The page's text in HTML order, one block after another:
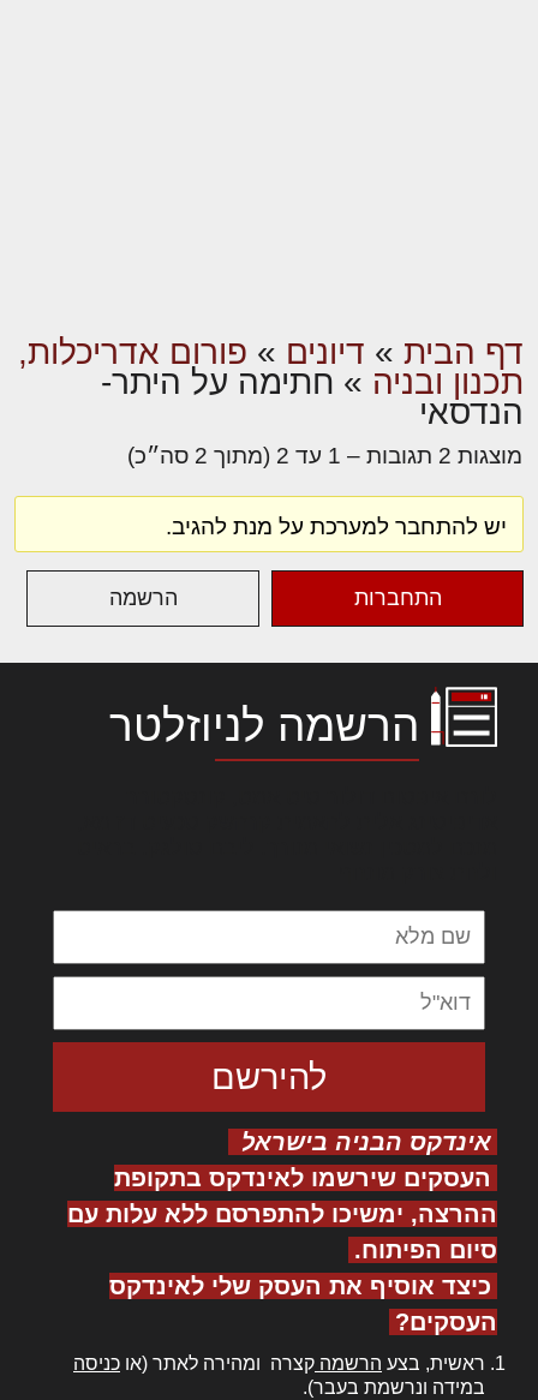
דף הבית » דיונים » פורום אדריכלות,
תכנון ובניה » חתימה על היתר-
הנדסאי
מוצגות 2 תגובות – 1 עד 2 (מתוך 2 סה״כ)
יש להתחבר למערכת על מנת להגיב.
התחברות הרשמה
הרשמה לניוזלטר
אינדקס הבניה בישראל
העסקים שירשמו לאינדקס בתקופת
ההרצה, ימשיכו להתפרסם ללא עלות עם
סיום הפיתוח.
כיצד אוסיף את העסק שלי לאינדקס
העסקים?
ראשית, בצע הרשמה קצרה ומהירה לאתר (או כניסה
במידה ונרשמת בעבר).